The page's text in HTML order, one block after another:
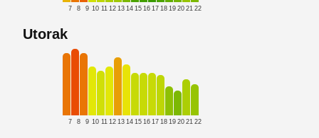
7 8 9 10 11 12 13 14 15 16 17 18 19 20 21 22
Utorak
7 8 9 10 11 12 13 14 15 16 17 18 19 20 21 22